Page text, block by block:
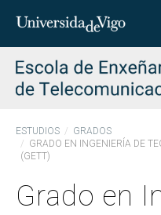
Insertar
para
buscar
ESTUDIOS
GRADOS
GRADO EN INGENIERÍA DE
(GETT)
Grado en